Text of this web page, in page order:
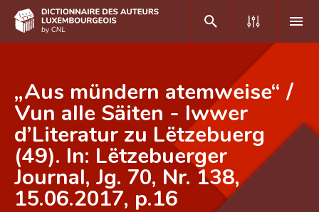
DE FR
Accueil
Auteur(e)s A-Z
Recherche avancée
„Aus mündern atemweise“ /
Vun alle Säiten - Iwwer
d’Literatur zu Lëtzebuerg
(49). In: Lëtzebuerger
Journal, Jg. 70, Nr. 138,
15.06.2017, p.16